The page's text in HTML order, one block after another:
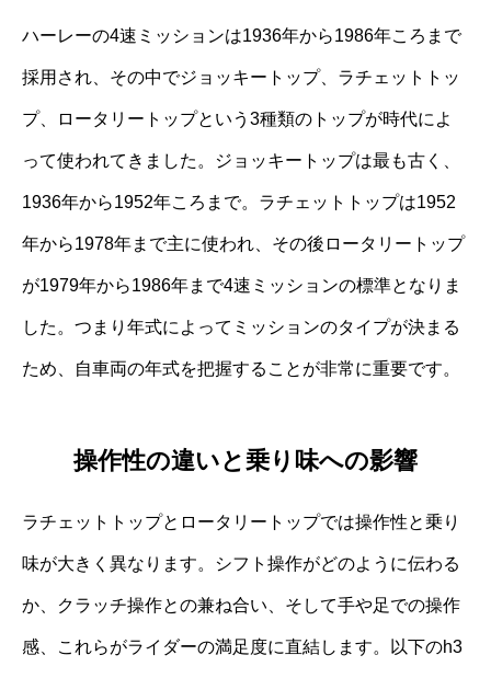
ハーレーの4速ミッションは1936年から1986年ころまで
採用され、その中でジョッキートップ、ラチェットトッ
プ、ロータリートップという3種類のトップが時代によ
って使われてきました。ジョッキートップは最も古く、
1936年から1952年ころまで。ラチェットトップは1952
年から1978年まで主に使われ、その後ロータリートップ
が1979年から1986年まで4速ミッションの標準となりま
した。つまり年式によってミッションのタイプが決まる
ため、自車両の年式を把握することが非常に重要です。
操作性の違いと乗り味への影響
ラチェットトップとロータリートップでは操作性と乗り
味が大きく異なります。シフト操作がどのように伝わる
か、クラッチ操作との兼ね合い、そして手や足での操作
感、これらがライダーの満足度に直結します。以下のh3